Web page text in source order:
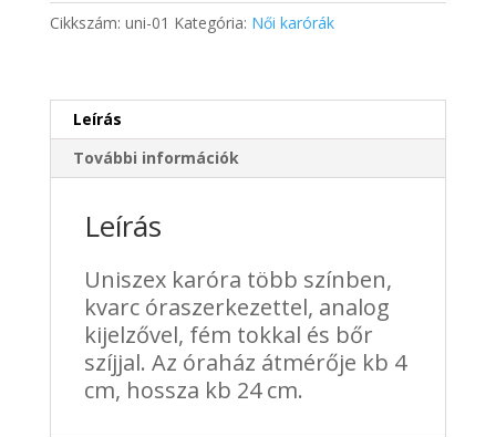
több
Cikkszám: uni-01 Kategória: Női karórák
Leírás
További információk
Leírás
Uniszex karóra több színben,
kvarc óraszerkezettel, analog
kijelzővel, fém tokkal és bőr
szíjjal. Az óraház átmérője kb 4
cm, hossza kb 24 cm.